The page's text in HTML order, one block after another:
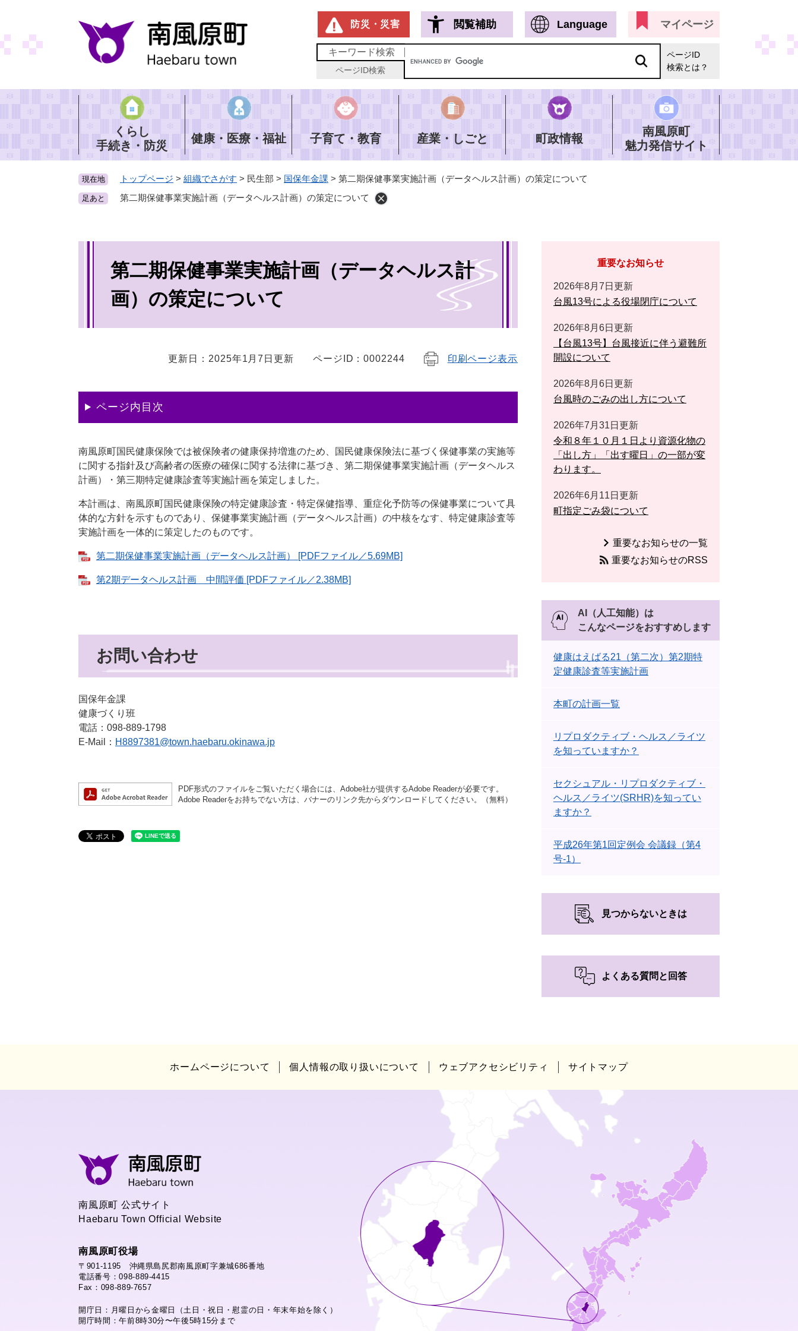
ジ
の
で
す
。
防災・災害 閲覧補助 Language マイページ
キーワード検索
ページID検索
ページID
検索とは？
くらし
手続き・防災
健康・医療・福祉 子育て・教育 産業・しごと 町政情報
南風原町
魅力発信サイト
現在地 トップページ > 組織でさがす > 民生部 > 国保年金課 > 第二期保健事業実施計画（データヘルス計画）の策定について
足あと 第二期保健事業実施計画（データヘルス計画）の策定について
第二期保健事業実施計画（データヘルス計
画）の策定について
更新日：2025年1月7日更新 ページID：0002244 印刷ページ表示
ページ内目次
南風原町国民健康保険では被保険者の健康保持増進のため、国民健康保険法に基づく保健事業の実施等
に関する指針及び高齢者の医療の確保に関する法律に基づき、第二期保健事業実施計画（データヘルス
計画）・第三期特定健康診査等実施計画を策定しました。
本計画は、南風原町国民健康保険の特定健康診査・特定保健指導、重症化予防等の保健事業について具
体的な方針を示すものであり、保健事業実施計画（データヘルス計画）の中核をなす、特定健康診査等
実施計画を一体的に策定したのものです。
第二期保健事業実施計画（データヘルス計画） [PDFファイル／5.69MB]
第2期データヘルス計画 中間評価 [PDFファイル／2.38MB]
お問い合わせ
国保年金課
健康づくり班
電話：098-889-1798
E-Mail： H8897381@town.haebaru.okinawa.jp
PDF形式のファイルをご覧いただく場合には、Adobe社が提供するAdobe Readerが必要です。
Adobe Readerをお持ちでない方は、バナーのリンク先からダウンロードしてください。（無料）
重要なお知らせ
2026年8月7日更新
台風13号による役場閉庁について
2026年8月6日更新
【台風13号】台風接近に伴う避難所
開設について
2026年8月6日更新
台風時のごみの出し方について
2026年7月31日更新
令和８年１０月１日より資源化物の
「出し方」「出す曜日」の一部が変
わります。
2026年6月11日更新
町指定ごみ袋について
重要なお知らせの一覧
重要なお知らせのRSS
AI（人工知能）は
こんなページをおすすめします
健康はえばる21（第二次）第2期特
定健康診査等実施計画
本町の計画一覧
リプロダクティブ・ヘルス／ライツ
を知っていますか？
セクシュアル・リプロダクティブ・
ヘルス／ライツ(SRHR)を知ってい
ますか？
平成26年第1回定例会 会議録（第4
号-1）
見つからないときは
よくある質問と回答
ホームページについて 個人情報の取り扱いについて ウェブアクセシビリティ サイトマップ
南風原町 公式サイト
Haebaru Town Official Website
南風原町役場
〒901-1195 沖縄県島尻郡南風原町字兼城686番地
電話番号：098-889-4415
Fax：098-889-7657
開庁日：月曜日から金曜日（土日・祝日・慰霊の日・年末年始を除く）
開庁時間：午前8時30分〜午後5時15分まで